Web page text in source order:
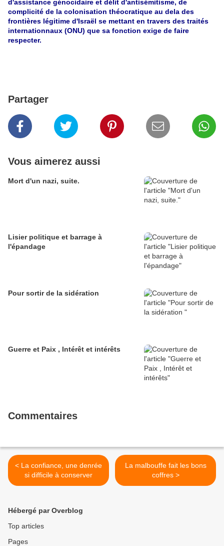
d'assistance génocidaire et délit d'antisémitisme, de
complicité de la colonisation théocratique au dela des
frontières légitime d'Israël se mettant en travers des traités
internationnaux (ONU) que sa fonction exige de faire
respecter.
Partager
Vous aimerez aussi
Mort d'un nazi, suite.
Lisier politique et barrage à
l'épandage
Pour sortir de la sidération
Guerre et Paix , Intérêt et intérêts
Commentaires
< La confiance, une denrée
si difficile à conserver
La malbouffe fait les bons
coffres >
Hébergé par Overblog
Top articles
Pages